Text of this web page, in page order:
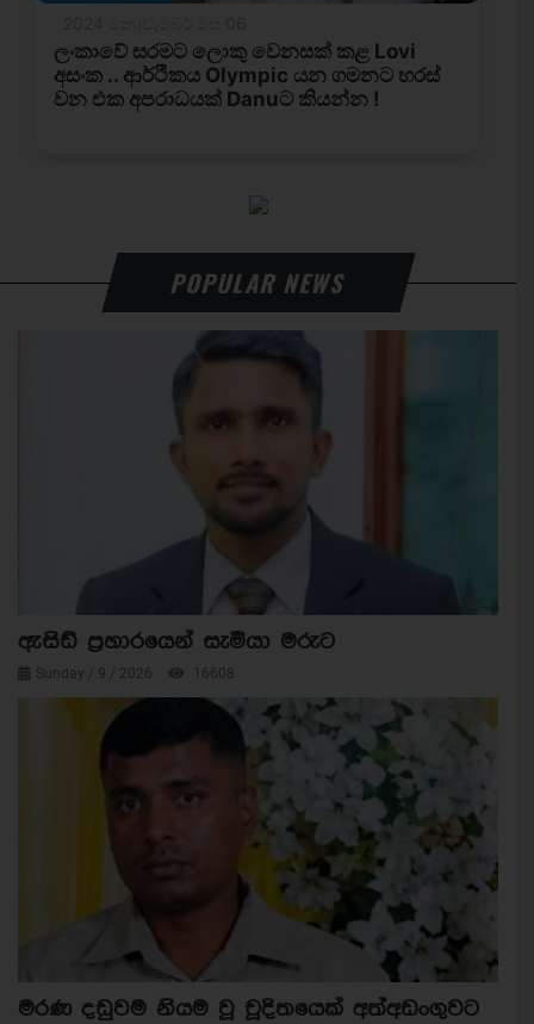
POPULAR NEWS
ඇසිඩ් ප්‍රහාරයෙන් සැමියා මරුට
Sunday / 9 / 2026 16608
මරණ දඩුවම නියම වූ චූදිතයෙක් අත්අඩංගුවට